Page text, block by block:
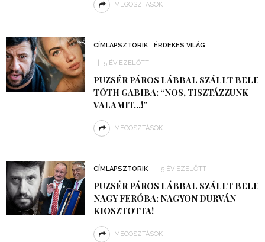
MEGOSZTÁSOK
CÍMLAPSZTORIK ÉRDEKES VILÁG
5 ÉV EZELŐTT
PUZSÉR PÁROS LÁBBAL SZÁLLT BELE
TÓTH GABIBA: “NOS, TISZTÁZZUNK
VALAMIT…!”
MEGOSZTÁSOK
CÍMLAPSZTORIK 5 ÉV EZELŐTT
PUZSÉR PÁROS LÁBBAL SZÁLLT BELE
NAGY FERÓBA: NAGYON DURVÁN
KIOSZTOTTA!
MEGOSZTÁSOK